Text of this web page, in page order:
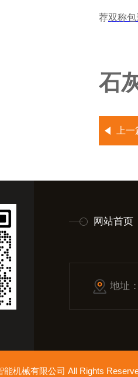
荐双称
石
上
网站首页
地址
能机械有限公司 All Rights